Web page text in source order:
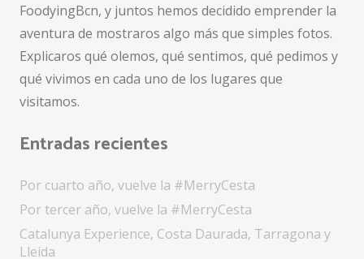
FoodyingBcn, y juntos hemos decidido emprender la
aventura de mostraros algo más que simples fotos.
Explicaros qué olemos, qué sentimos, qué pedimos y
qué vivimos en cada uno de los lugares que
visitamos.
Entradas recientes
Por cuarto año, vuelve la #MerryCesta
Por tercer año, vuelve la #MerryCesta
Catalunya Experience, Costa Daurada, Tarragona y
Lleida